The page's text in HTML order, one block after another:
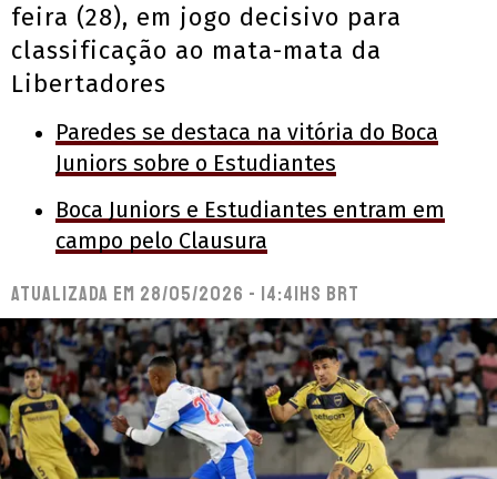
feira (28), em jogo decisivo para
classificação ao mata-mata da
Libertadores
Paredes se destaca na vitória do Boca
Juniors sobre o Estudiantes
Boca Juniors e Estudiantes entram em
campo pelo Clausura
Atualizada em 28/05/2026 - 14:41hs BRT